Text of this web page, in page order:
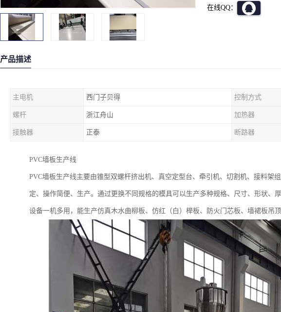
在线QQ：
产品描述
主电机 西门子贝得 控制方式
螺杆 浙江舟山 加热器
接触器 正泰 断路器
PVC墙板生产线
PVC墙板生产线主要由锥型双螺杆挤出机、真空定型台、牵引机、切割机、接料架
定、操作简便、生产。通过更换不同规格的模具可以生产多种规格、尺寸、形状、
设备一机多用，能生产仿真木水曲柳板、仿红（白）榉板、防火门芯板、墙裙板吊